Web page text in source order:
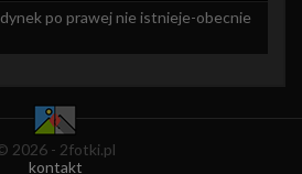
po prawej nie istnieje-obecnie
2026 - 2fotki.pl
kontakt